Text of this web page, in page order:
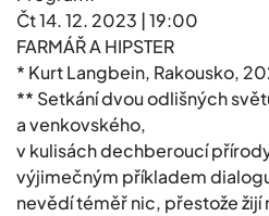
Čt 14. 12. 2023 | 19:00
FARMÁŘ A HIPSTER
* Kurt Langbein, Rakousko,
** Setkání dvou odlišných
a venkovského,
v kulisách dechberoucí
výjimečným příkladem
nevědí téměř nic, přestože